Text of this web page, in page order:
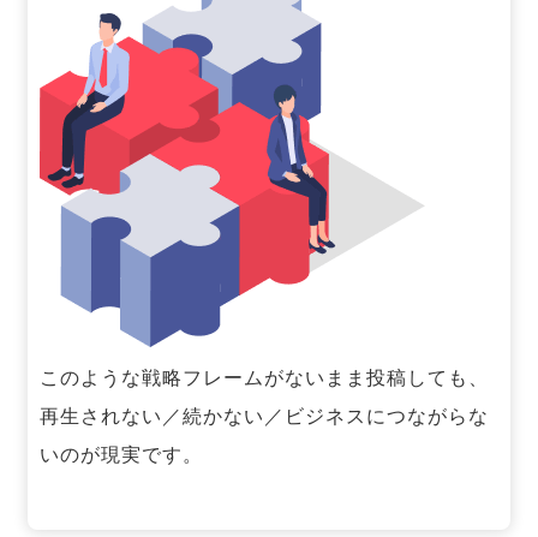
このような戦略フレームがないまま投稿しても、
再生されない／続かない／ビジネスにつながらな
いのが現実です。